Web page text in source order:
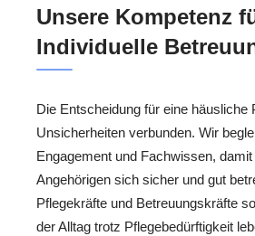
Unsere Kompetenz
Individuelle
Die Entscheidung für eine häusliche
Unsicherheiten verbunden. Wir
Engagement und Fachwissen,
Angehörigen sich sicher und gut
Pflegekräfte und Betreuungskräfte
der Alltag trotz Pflegebedürftigkeit